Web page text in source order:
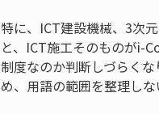
特に、ICT建設機械、3次
と、ICT施工そのものがi-
制度なのか判断しづらく
め、用語の範囲を整理し